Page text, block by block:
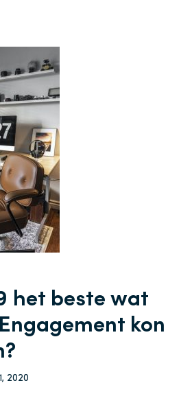
het beste wat
kon
2020